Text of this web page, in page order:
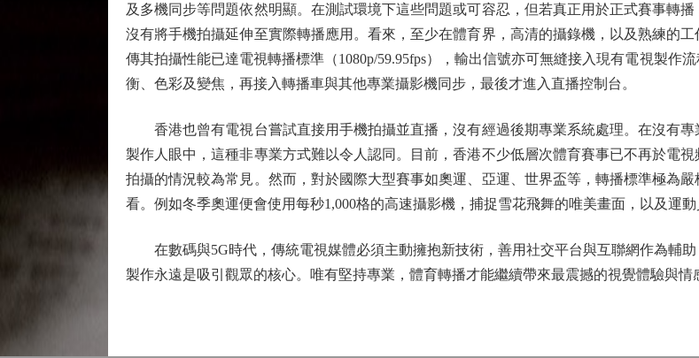
及多機同步等問題依然明顯。在測試環境下這些問題或可容忍，但若真正用於正式賽事轉
沒有將手機拍攝延伸至實際轉播應用。看來，至少在體育界，高清的攝錄機，以及熟練的
傳其拍攝性能已達電視轉播標準（1080p/59.95fps），輸出信號亦可無縫接入現有電視製作
衡、色彩及變焦，再接入轉播車與其他專業攝影機同步，最後才進入直播控制台。
香港也曾有電視台嘗試直接用手機拍攝並直播，沒有經過後期專業系統處理。在沒有專
製作人眼中，這種非專業方式難以令人認同。目前，香港不少低層次體育賽事已不再於電
拍攝的情況較為常見。然而，對於國際大型賽事如奧運、亞運、世界盃等，轉播標準極為
看。例如冬季奧運便會使用每秒1,000格的高速攝影機，捕捉雪花飛舞的唯美畫面，以及運動
在數碼與5G時代，傳統電視媒體必須主動擁抱新技術，善用社交平台與互聯網作為輔
製作永遠是吸引觀眾的核心。唯有堅持專業，體育轉播才能繼續帶來最震撼的視覺體驗與情